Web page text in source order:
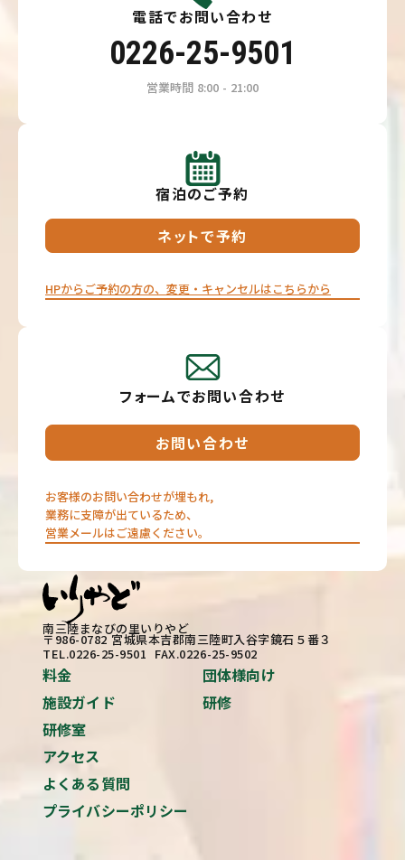
電話でお問い合わせ
0226-25-9501
営業時間 8:00 - 21:00
宿泊のご予約
ネットで予約
HPからご予約の方の、変更・キャンセルはこちらから⁦
フォームでお問い合わせ
お問い合わせ
お客様のお問い合わせが埋もれ,
業務に支障が出ているため、
営業メールはご遠慮ください。
南三陸まなびの里いりやど
〒986-0782 宮城県本吉郡南三陸町入谷字鏡石５番３
TEL.0226-25-9501 FAX.0226-25-9502
料金
施設ガイド
研修室
団体様向け
研修
アクセス
よくある質問
プライバシーポリシー